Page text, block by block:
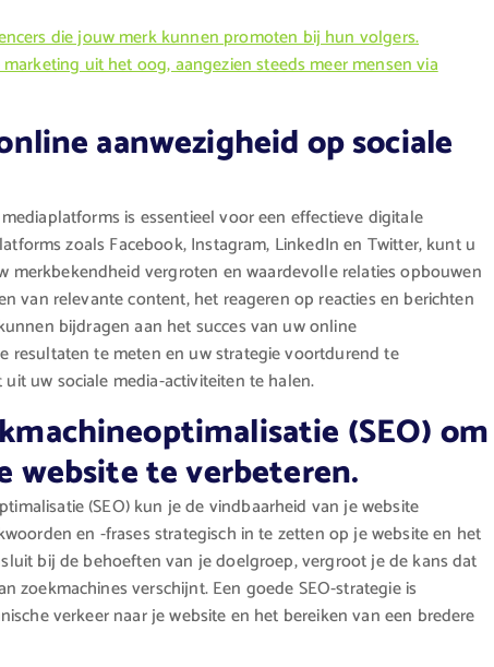
die jouw merk kunnen promoten bij hun volgers.
uit het oog, aangezien steeds meer mensen via
aanwezigheid op sociale
is essentieel voor een effectieve digitale
zoals Facebook, Instagram, LinkedIn en Twitter, kunt u
merkbekendheid vergroten en waardevolle relaties opbouwen
van relevante content, het reageren op reacties en berichten
bijdragen aan het succes van uw online
resultaten te meten en uw strategie voortdurend te
uw sociale media-activiteiten te halen.
(SEO) om
website te verbeteren.
(SEO) kun je de vindbaarheid van je website
en -frases strategisch in te zetten op je website en het
bij de behoeften van je doelgroep, vergroot je de kans dat
zoekmachines verschijnt. Een goede SEO-strategie is
verkeer naar je website en het bereiken van een bredere